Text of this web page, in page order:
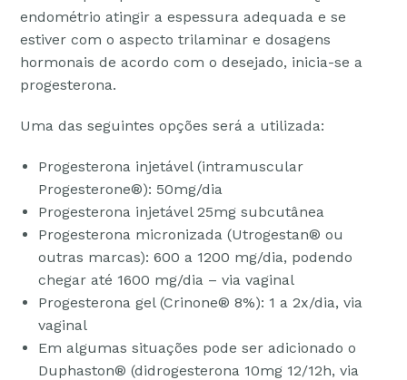
endométrio atingir a espessura adequada e se
estiver com o aspecto trilaminar e dosagens
hormonais de acordo com o desejado, inicia-se a
progesterona.
Uma das seguintes opções será a utilizada:
Progesterona injetável (intramuscular
Progesterone®): 50mg/dia
Progesterona injetável 25mg subcutânea
Progesterona micronizada (Utrogestan® ou
outras marcas): 600 a 1200 mg/dia, podendo
chegar até 1600 mg/dia – via vaginal
Progesterona gel (Crinone® 8%): 1 a 2x/dia, via
vaginal
Em algumas situações pode ser adicionado o
Duphaston® (didrogesterona 10mg 12/12h, via